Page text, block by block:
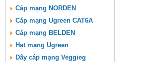
Cáp mạng NORDEN
Cáp mạng Ugreen CAT6A
Cáp mạng BELDEN
Hạt mạng Ugreen
Dây cáp mạng Veggieg